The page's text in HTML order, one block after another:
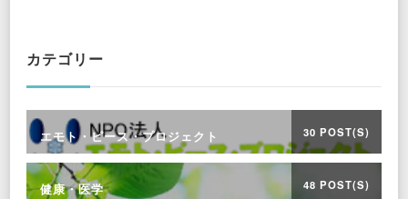
カテゴリー
エモト・ピース・プロジェクト 30 POST(S)
健康・医学 48 POST(S)